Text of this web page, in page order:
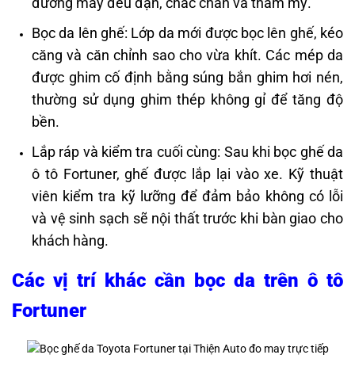
Bọc da lên ghế: Lớp da mới được bọc lên ghế, kéo
căng và căn chỉnh sao cho vừa khít. Các mép da
được ghim cố định bằng súng bắn ghim hơi nén,
thường sử dụng ghim thép không gỉ để tăng độ
bền.
Lắp ráp và kiểm tra cuối cùng: Sau khi bọc ghế da
ô tô Fortuner, ghế được lắp lại vào xe. Kỹ thuật
viên kiểm tra kỹ lưỡng để đảm bảo không có lỗi
và vệ sinh sạch sẽ nội thất trước khi bàn giao cho
khách hàng. ​
Các vị trí khác cần bọc da trên ô tô
Fortuner